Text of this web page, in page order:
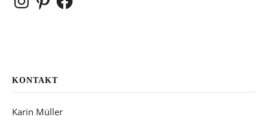
KONTAKT
Karin Müller